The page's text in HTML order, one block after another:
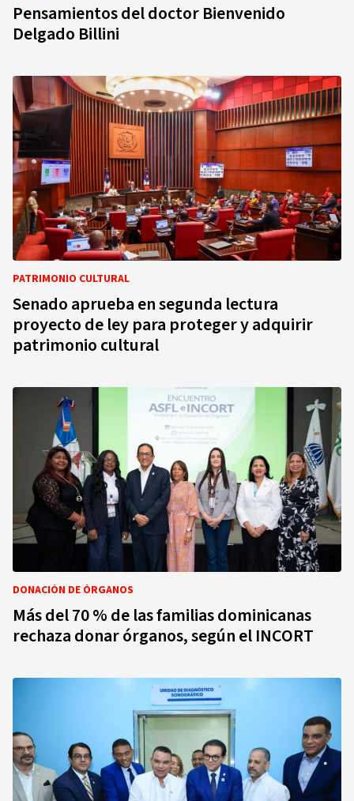
Pensamientos del doctor Bienvenido
Delgado Billini
PATRIMONIO CULTURAL
Senado aprueba en segunda lectura
proyecto de ley para proteger y adquirir
patrimonio cultural
DONACIÓN DE ÓRGANOS
Más del 70 % de las familias dominicanas
rechaza donar órganos, según el INCORT